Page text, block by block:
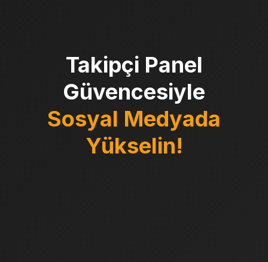
Takipçi Panel
Güvencesiyle
Sosyal Medyada
Yükselin!